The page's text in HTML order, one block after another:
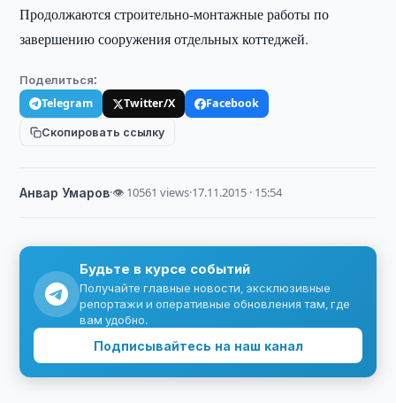
Продолжаются строительно-монтажные работы по
завершению сооружения отдельных коттеджей.
Поделиться:
Telegram Twitter/X
Facebook
Скопировать ссылку
Анвар Умаров·👁 10561 views·17.11.2015 · 15:54
Будьте в курсе событий
Получайте главные новости, эксклюзивные
репортажи и оперативные обновления там, где
вам удобно.
Подписывайтесь на наш канал